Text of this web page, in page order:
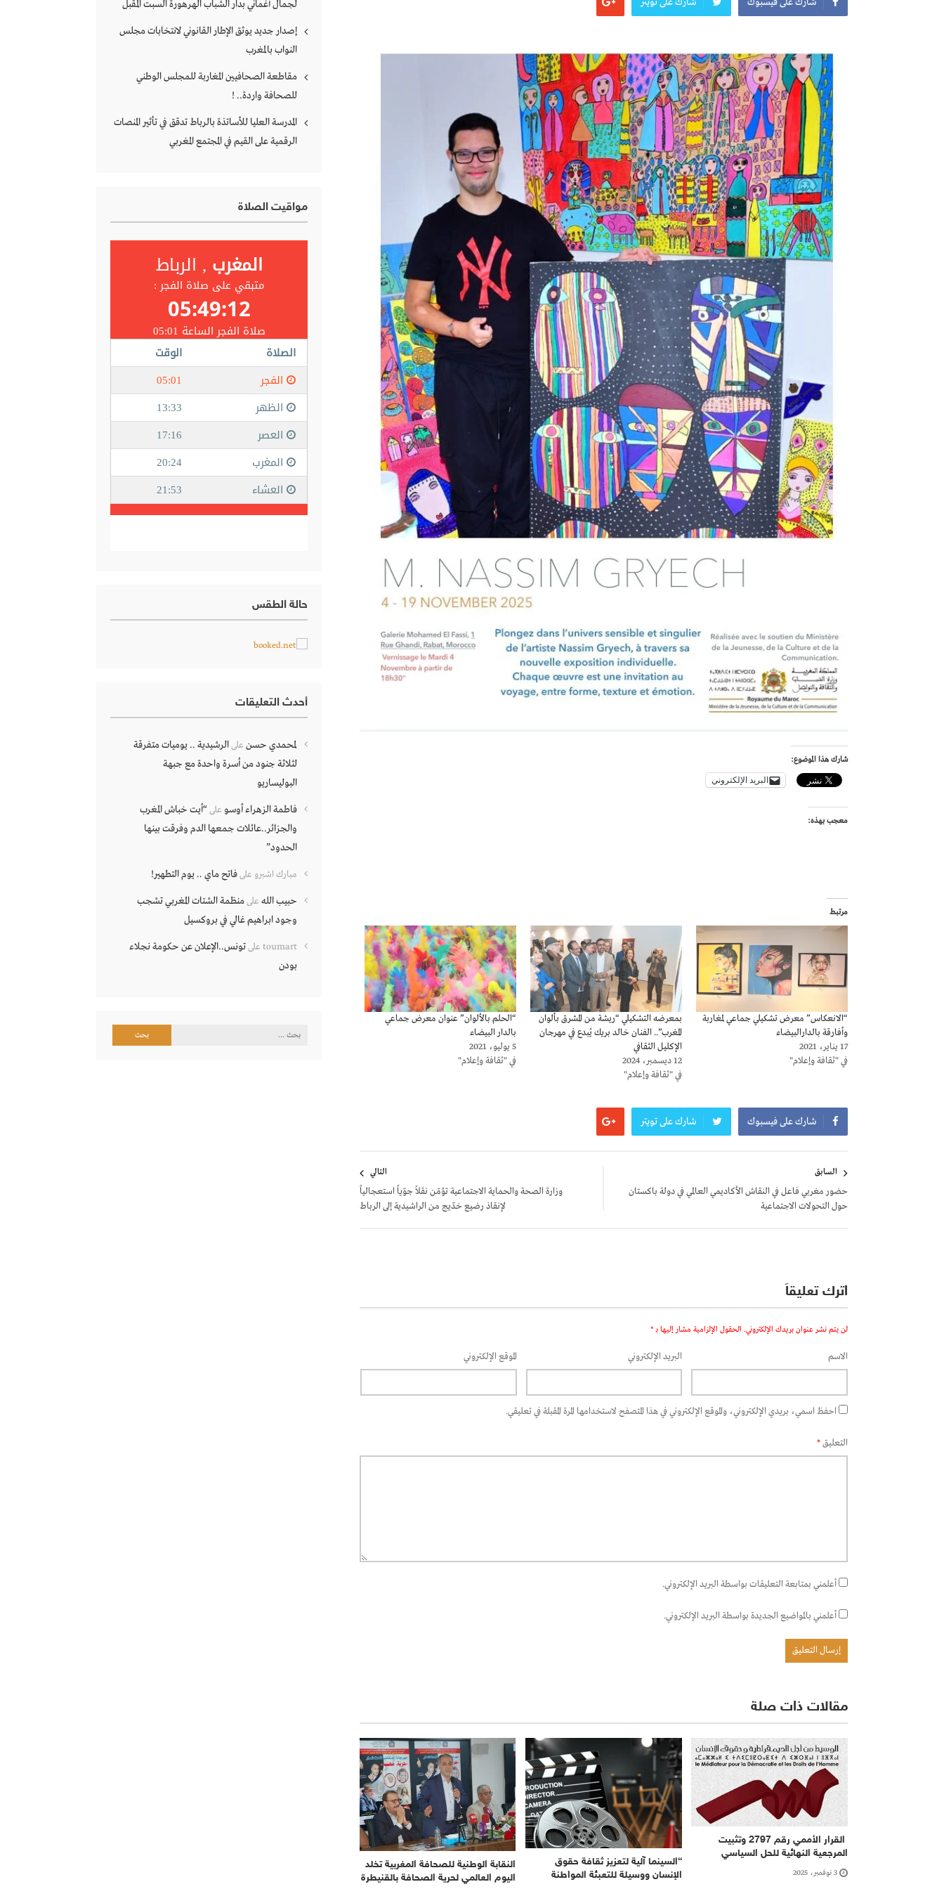
شارك هذا الموضوع:
البريد الإلكتروني
معجب بهذه:
مرتبط
“الانعكاس” معرض تشكيلي جماعي لمغاربة
وأفارقة بالدارالبيضاء
17 يناير، 2021
في "ثقافة وإعلام"
بمعرضه التشكيلي “ريشة من المشرق بألوان
المغرب”.. الفنان خالد بريك يُبدع في مهرجان
الإكليل الثقافي
12 ديسمبر، 2024
في "ثقافة وإعلام"
“الحلم بالألوان” عنوان معرض جماعي
بالدار البيضاء
5 يوليو، 2021
في "ثقافة وإعلام"
شارك على فيسبوك شارك على تويتر
المقالات
السابق
حضور مغربي فاعل في النقاش الأكاديمي العالمي في دولة باكستان
حول التحولات الاجتماعية
التالي
وزارة الصحة والحماية الاجتماعية تؤمّن نقلاً جوّياً استعجالياً
لإنقاذ رضيع خدّيج من الراشيدية إلى الرباط
اترك تعليقاً
لن يتم نشر عنوان بريدك الإلكتروني. الحقول الإلزامية مشار إليها بـ *
الاسم البريد الإلكتروني الموقع الإلكتروني
احفظ اسمي، بريدي الإلكتروني، والموقع الإلكتروني في هذا المتصفح لاستخدامها المرة المقبلة في تعليقي.
التعليق*
أعلمني بمتابعة التعليقات بواسطة البريد الإلكتروني.
أعلمني بالمواضيع الجديدة بواسطة البريد الإلكتروني.
مقالات ذات صلة
القرار الأممي رقم 2797 وتثبيت
المرجعية النهائية للحل السياسي
3 نوفمبر، 2025
“السينما آلية لتعزيز ثقافة حقوق
الإنسان ووسيلة للتعبئة المواطنة
النقابة الوطنية للصحافة المغربية تخلد
اليوم العالمي لحرية الصحافة بالقنيطرة
لجمال أغماني بدار الشباب الهرهورة السبت المقبل
إصدار جديد يوثق الإطار القانوني لانتخابات مجلس
النواب بالمغرب
مقاطعة الصحافيين المغاربة للمجلس الوطني
للصحافة واردة.. !
المدرسة العليا للأساتذة بالرباط تدقق في تأثير المنصات
الرقمية على القيم في المجتمع المغربي
مواقيت الصلاة
حالة الطقس
أحدث التعليقات
لمحمدي حسن علىالرشيدية .. يوميات متفرقة
لثلاثة جنود من أسرة واحدة مع جبهة
البوليساريو
فاطمة الزهراء أوسو على“أيت خباش المغرب
والجزائر..عائلات جمعها الدم وفرقت بينها
الحدود”
مبارك اشبرو علىفاتح ماي .. يوم التطهير!
حبيب الله علىمنظمة الشتات المغربي تشجب
وجود ابراهيم غالي في بروكسيل
toumart علىتونس..الإعلان عن حكومة نجلاء
بودن
البحث